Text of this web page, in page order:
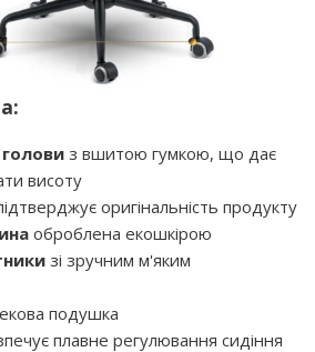
з вшитою гумкою, що дає
висоту
оригінальність продукту
оброблена екошкірою
зі зручним м'яким
подушка
плавне регулювання сидіння